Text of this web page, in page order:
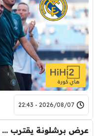
2026/08/07 - 22:43
عرض برشلونة يقترب …